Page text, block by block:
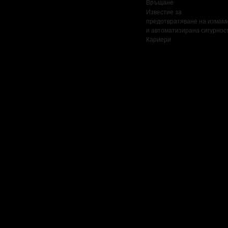
Връщане
Известие за
предотвратяване на
и автоматизирана
Кариери